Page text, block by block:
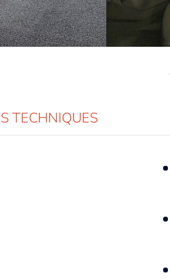
TECHNIQUES